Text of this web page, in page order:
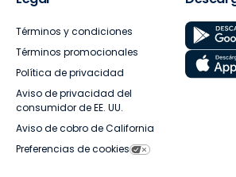
Términos y condiciones
Términos promocionales
Política de privacidad
Aviso de privacidad del
consumidor de EE. UU.
Aviso de cobro de California
Preferencias de cookies